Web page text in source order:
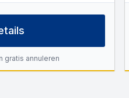
gratis annuleren